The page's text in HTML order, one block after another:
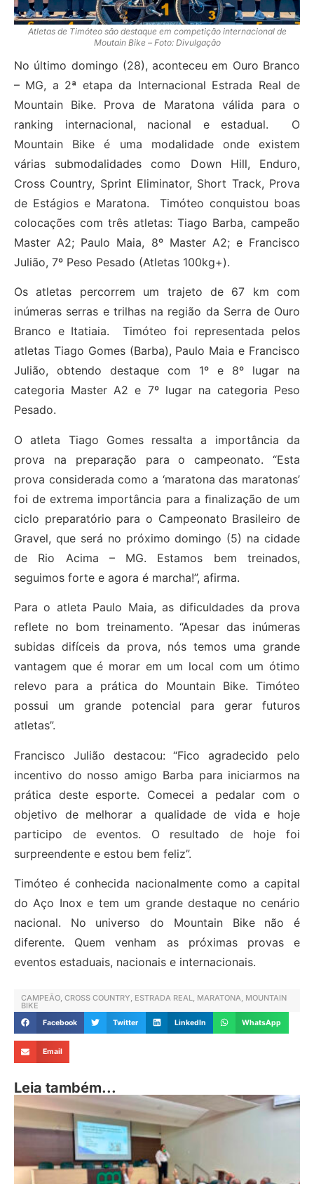
Atletas de Timóteo são destaque em competição internacional de
Moutain Bike – Foto: Divulgação
No último domingo (28), aconteceu em Ouro Branco
– MG, a 2ª etapa da Internacional Estrada Real de
Mountain Bike. Prova de Maratona válida para o
ranking internacional, nacional e estadual. O
Mountain Bike é uma modalidade onde existem
várias submodalidades como Down Hill, Enduro,
Cross Country, Sprint Eliminator, Short Track, Prova
de Estágios e Maratona. Timóteo conquistou boas
colocações com três atletas: Tiago Barba, campeão
Master A2; Paulo Maia, 8º Master A2; e Francisco
Julião, 7º Peso Pesado (Atletas 100kg+).
Os atletas percorrem um trajeto de 67 km com
inúmeras serras e trilhas na região da Serra de Ouro
Branco e Itatiaia. Timóteo foi representada pelos
atletas Tiago Gomes (Barba), Paulo Maia e Francisco
Julião, obtendo destaque com 1º e 8º lugar na
categoria Master A2 e 7º lugar na categoria Peso
Pesado.
O atleta Tiago Gomes ressalta a importância da
prova na preparação para o campeonato. “Esta
prova considerada como a ‘maratona das maratonas’
foi de extrema importância para a ﬁnalização de um
ciclo preparatório para o Campeonato Brasileiro de
Gravel, que será no próximo domingo (5) na cidade
de Rio Acima – MG. Estamos bem treinados,
seguimos forte e agora é marcha!”, afirma.
Para o atleta Paulo Maia, as dificuldades da prova
reflete no bom treinamento. “Apesar das inúmeras
subidas difíceis da prova, nós temos uma grande
vantagem que é morar em um local com um ótimo
relevo para a prática do Mountain Bike. Timóteo
possui um grande potencial para gerar futuros
atletas”.
Francisco Julião destacou: “Fico agradecido pelo
incentivo do nosso amigo Barba para iniciarmos na
prática deste esporte. Comecei a pedalar com o
objetivo de melhorar a qualidade de vida e hoje
participo de eventos. O resultado de hoje foi
surpreendente e estou bem feliz”.
Timóteo é conhecida nacionalmente como a capital
do Aço Inox e tem um grande destaque no cenário
nacional. No universo do Mountain Bike não é
diferente. Quem venham as próximas provas e
eventos estaduais, nacionais e internacionais.
CAMPEÃO CROSS COUNTRY ESTRADA REAL MARATONA MOUNTAIN
BIKE
Facebook Twitter LinkedIn WhatsApp
Email
Leia também...